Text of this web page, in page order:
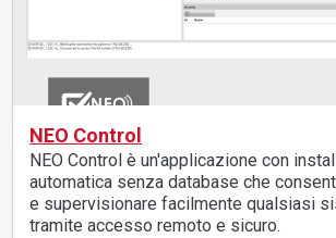
NEO Control
NEO Control è un'applicazione con
automatica senza database che
e supervisionare facilmente qualsiasi
tramite accesso remoto e sicuro.